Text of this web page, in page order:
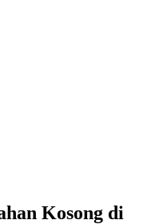
Kosong di